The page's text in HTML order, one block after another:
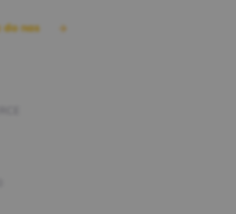
do nas